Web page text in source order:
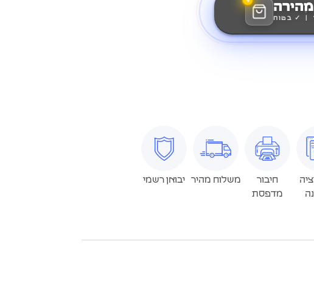
| ✓ בטוח
חיבור
מדפסת
משלוח מהיר יבואן רשמי